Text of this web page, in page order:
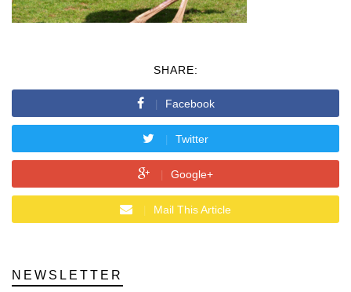
SHARE:
Facebook
Twitter
Google+
Mail This Article
NEWSLETTER